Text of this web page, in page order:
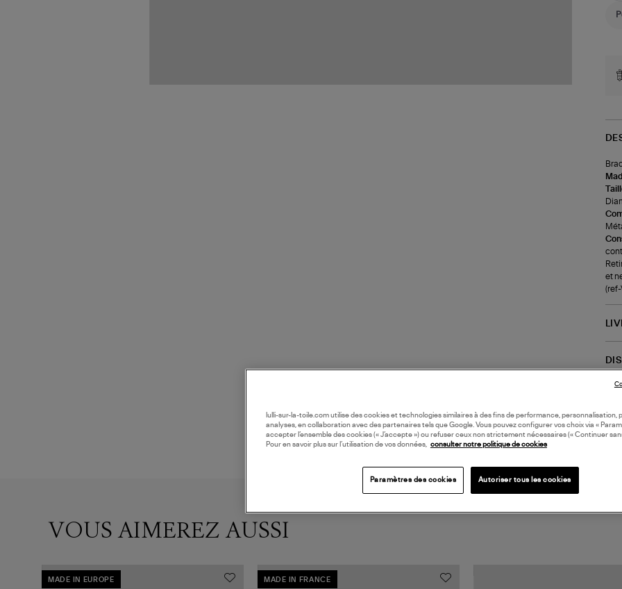
et
(ref-
VOUS AIMEREZ AUSSI
MADE IN EUROPE MADE IN FRANCE
lulli-sur-la-toile.com utilise des cookies et technologies similaires à des fins de performance, personnalisation,
analyses, en collaboration avec des partenaires tels que Google. Vous pouvez configurer vos choix via «
accepter l’ensemble des cookies (« J’accepte ») ou refuser ceux non strictement nécessaires (« Continuer
Pour en savoir plus sur l’utilisation de vos données,
consulter notre politique de cookies
Paramètres des cookies Autoriser tous les cookies